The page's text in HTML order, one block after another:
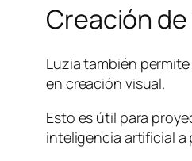
Creación
Luzia también
en creación visual.
Esto es útil para
inteligencia artificial a